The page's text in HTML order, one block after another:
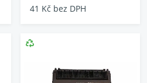
41 Kč bez DPH